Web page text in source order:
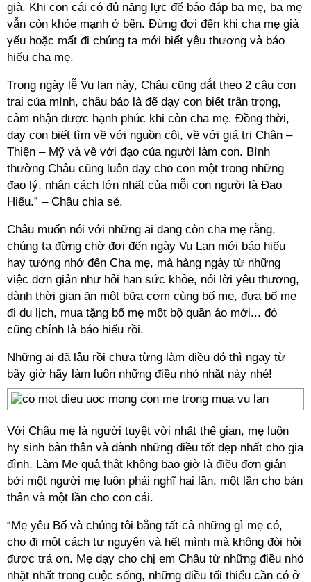
già. Khi con cái có đủ năng lực để báo đáp ba mẹ, ba mẹ
vẫn còn khỏe mạnh ở bên. Đừng đợi đến khi cha mẹ già
yếu hoặc mất đi chúng ta mới biết yêu thương và báo
hiếu cha mẹ.
Trong ngày lễ Vu lan này, Châu cũng dắt theo 2 cậu con
trai của mình, châu bảo là để dạy con biết trân trọng,
cảm nhận được hạnh phúc khi còn cha mẹ. Đồng thời,
dạy con biết tìm về với nguồn cội, về với giá trị Chân –
Thiện – Mỹ và về với đạo của người làm con. Bình
thường Châu cũng luôn dạy cho con một trong những
đạo lý, nhân cách lớn nhất của mỗi con người là Đạo
Hiếu.” – Châu chia sẻ.
Châu muốn nói với những ai đang còn cha mẹ rằng,
chúng ta đừng chờ đợi đến ngày Vu Lan mới báo hiếu
hay tưởng nhớ đến Cha mẹ, mà hàng ngày từ những
việc đơn giản như hỏi han sức khỏe, nói lời yêu thương,
dành thời gian ăn một bữa cơm cùng bố mẹ, đưa bố mẹ
đi du lịch, mua tặng bố mẹ một bộ quần áo mới... đó
cũng chính là báo hiếu rồi.
Những ai đã lâu rồi chưa từng làm điều đó thì ngay từ
bây giờ hãy làm luôn những điều nhỏ nhặt này nhé!
Với Châu mẹ là người tuyệt vời nhất thế gian, mẹ luôn
hy sinh bản thân và dành những điều tốt đẹp nhất cho gia
đình. Làm Mẹ quả thật không bao giờ là điều đơn giản
bởi một người mẹ luôn phải nghĩ hai lần, một lần cho bản
thân và một lần cho con cái.
“Mẹ yêu Bố và chúng tôi bằng tất cả những gì mẹ có,
cho đi một cách tự nguyện và hết mình mà không đòi hỏi
được trả ơn. Mẹ dạy cho chị em Châu từ những điều nhỏ
nhặt nhất trong cuộc sống, những điều tối thiểu cần có ở